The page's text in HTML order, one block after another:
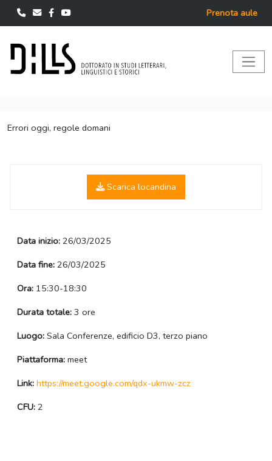
Prenota aule
Errori oggi, regole domani
Scarica locandina
Data inizio: 26/03/2025
Data fine: 26/03/2025
Ora: 15:30-18:30
Durata totale: 3 ore
Luogo: Sala Conferenze, edificio D3, terzo piano
Piattaforma: meet
Link: https://meet.google.com/qdx-ukmw-zcz
CFU: 2